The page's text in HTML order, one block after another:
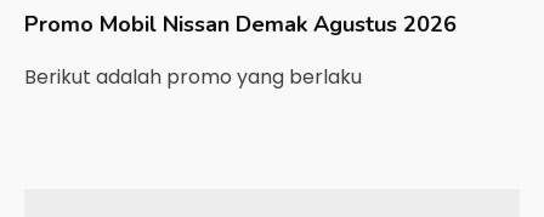
Promo Mobil Nissan Demak Agustus 2026
Berikut adalah promo yang berlaku